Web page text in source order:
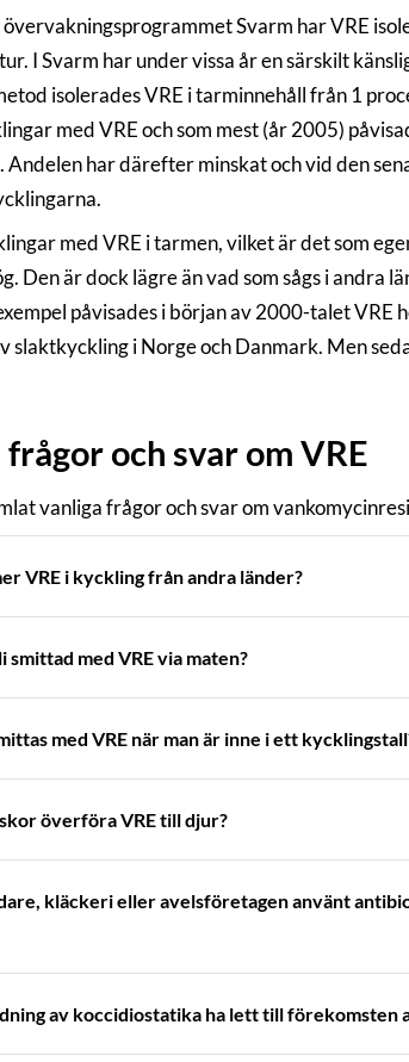
övervakningsprogrammet Svarm har VRE
I Svarm har under vissa år en särskilt
isolerades VRE i tarminnehåll från 1
med VRE och som mest (år 2005)
Andelen har därefter minskat och vid den
med VRE i tarmen, vilket är det som
Den är dock lägre än vad som sågs i andra
påvisades i början av 2000-talet
slaktkyckling i Norge och Danmark. Men
och svar om VRE
vanliga frågor och svar om
VRE i kyckling från andra länder?
smittad med VRE via maten?
med VRE när man är inne i ett
överföra VRE till djur?
kläckeri eller avelsföretagen använt
av koccidiostatika ha lett till förekomsten